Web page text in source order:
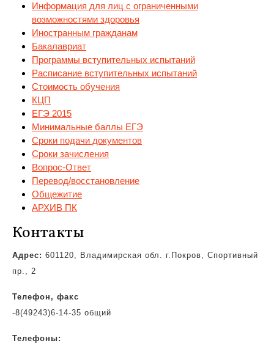
Информация для лиц с ограниченными
возможностями здоровья
Иностранным гражданам
Бакалавриат
Программы вступительных испытаний
Расписание вступительных испытаний
Стоимость обучения
КЦП
ЕГЭ 2015
Минимальные баллы ЕГЭ
Сроки подачи документов
Сроки зачисления
Вопрос-Ответ
Перевод/восстановление
Общежитие
АРХИВ ПК
Контакты
Адрес: 601120, Владимирская обл. г.Покров, Спортивный
пр., 2
Телефон, факс
-8(49243)6-14-35 общий
Телефоны: